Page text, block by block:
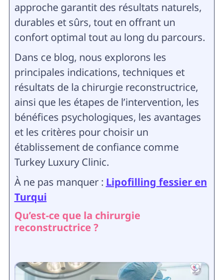
approche garantit des résultats naturels,
durables et sûrs, tout en offrant un
confort optimal tout au long du parcours.
Dans ce blog, nous explorons les
principales indications, techniques et
résultats de la chirurgie reconstructrice,
ainsi que les étapes de l’intervention, les
bénéfices psychologiques, les avantages
et les critères pour choisir un
établissement de confiance comme
Turkey Luxury Clinic.
À ne pas manquer : Lipofilling fessier en
Turqui
Qu’est-ce que la chirurgie
reconstructrice ?